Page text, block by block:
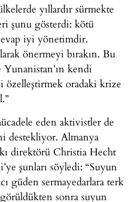
yıllardır sürmekte
şunu gösterdi: kötü
iyi yönetimdir.
önermeyi bırakın. Bu
kendi
özelleştirmek oradaki krize
eden aktivistler de
destekliyor. Almanya
direktörü Christia Hecht
şunları söyledi: “Suyun
güden sermayedarlara terk
sonra suyun